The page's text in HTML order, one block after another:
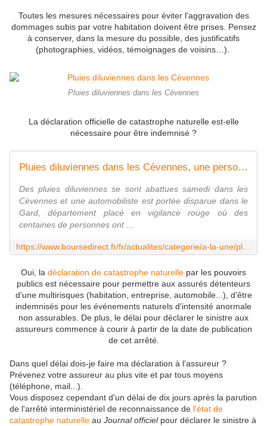
Toutes les mesures nécessaires pour éviter l'aggravation des
dommages subis par votre habitation doivent être prises. Pensez
à conserver, dans la mesure du possible, des justificatifs
(photographies, vidéos, témoignages de voisins…).
Pluies diluviennes dans les Cévennes
La déclaration officielle de catastrophe naturelle est-elle
nécessaire pour être indemnisé ?
Pluies diluviennes dans les Cévennes, une personne portée disparue
Des pluies diluviennes se sont abattues samedi dans les
Cévennes et une automobiliste est portée disparue dans le
Gard, département placé en vigilance rouge où des
centaines de personnes ont ...
Oui, la déclaration de catastrophe naturelle par les pouvoirs
publics est nécessaire pour permettre aux assurés détenteurs
d'une multirisques (habitation, entreprise, automobile...), d'être
indemnisés pour les événements naturels d'intensité anormale
non assurables. De plus, le délai pour déclarer le sinistre aux
assureurs commence à courir à partir de la date de publication
de cet arrêté.
Dans quel délai dois-je faire ma déclaration à l'assureur ?
Prévenez votre assureur au plus vite et par tous moyens
(téléphone, mail...).
Vous disposez cependant d'un délai de dix jours après la parution
de l'arrêté interministériel de reconnaissance de l'état de
catastrophe naturelle au Journal officielpour déclarer le sinistre à